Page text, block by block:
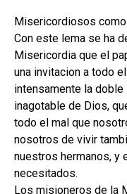
Misericordiosos
Con este lema se ha
Misericordia que el
una invitacion a todo
intensamente la
inagotable de Dios,
todo el mal que
nosotros de vivir
nuestros hermanos, y
necesitados.
Los misioneros de la